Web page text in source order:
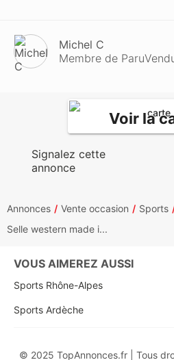
Michel C
Membre de
Voir la
Signalez cette
annonce
Annonces Vente occasion Sports
Selle western made i...
VOUS AIMEREZ AUSSI
Sports Rhône-Alpes
Sports Ardèche
© 2025 TopAnnonces.fr | Tous